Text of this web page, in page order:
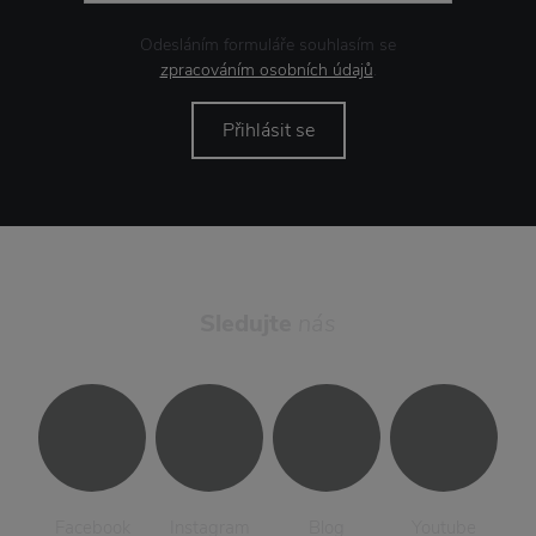
Odesláním formuláře souhlasím se
zpracováním osobních údajů.
Přihlásit se